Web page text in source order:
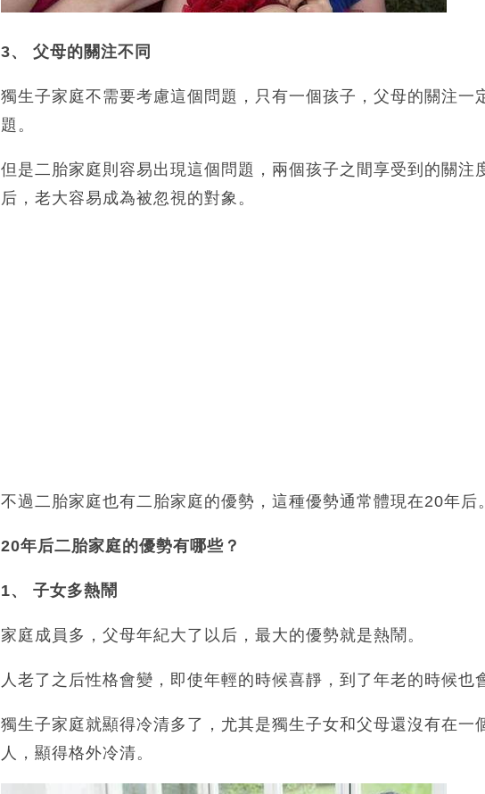
3、 父母的關注不同
獨生子家庭不需要考慮這個問題，只有一個孩子，父母的關注一
題。
但是二胎家庭則容易出現這個問題，兩個孩子之間享受到的關注
后，老大容易成為被忽視的對象。
不過二胎家庭也有二胎家庭的優勢，這種優勢通常體現在20年后。
20年后二胎家庭的優勢有哪些？
1、 子女多熱鬧
家庭成員多，父母年紀大了以后，最大的優勢就是熱鬧。
人老了之后性格會變，即使年輕的時候喜靜，到了年老的時候也
獨生子家庭就顯得冷清多了，尤其是獨生子女和父母還沒有在一
人，顯得格外冷清。